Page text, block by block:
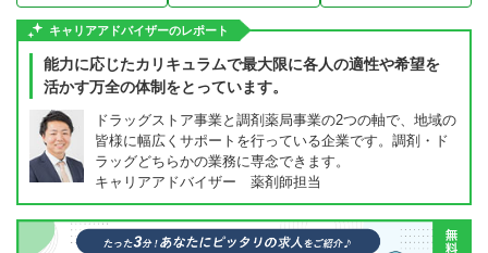
キャリアアドバイザーのレポート
能力に応じたカリキュラムで最大限に各人の適性や希望を
活かす万全の体制をとっています。
ドラッグストア事業と調剤薬局事業の2つの軸で、地域の
皆様に幅広くサポートを行っている企業です。調剤・ド
ラッグどちらかの業務に専念できます。
キャリアアドバイザー 薬剤師担当